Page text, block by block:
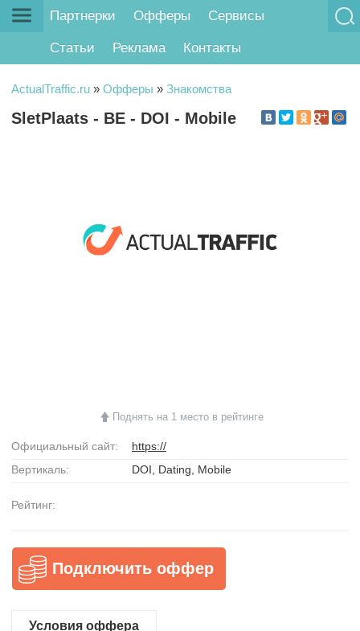
Партнерки Офферы Сервисы
Статьи Реклама Контакты
ActualTraffic.ru » Офферы » Знакомства
SletPlaats - BE - DOI - Mobile
Поднять на 1 место в рейтинге
Официальный сайт:
https://
Вертикаль:
DOI, Dating, Mobile
Рейтинг:
Подключить оффер
Условия оффера